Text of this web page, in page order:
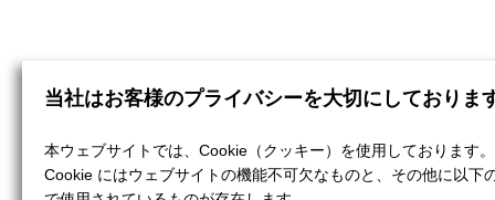
当社はお客様のプライバシーを大切にしておりま
本ウェブサイトでは、Cookie（クッキー）を使用しております。
Cookie にはウェブサイトの機能不可欠なものと、その他に以下